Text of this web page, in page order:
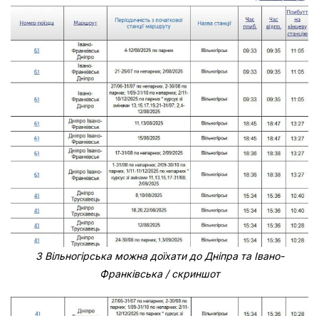
З Вільногірська можна доїхати до Дніпра та Івано-
Франківська / скриншот